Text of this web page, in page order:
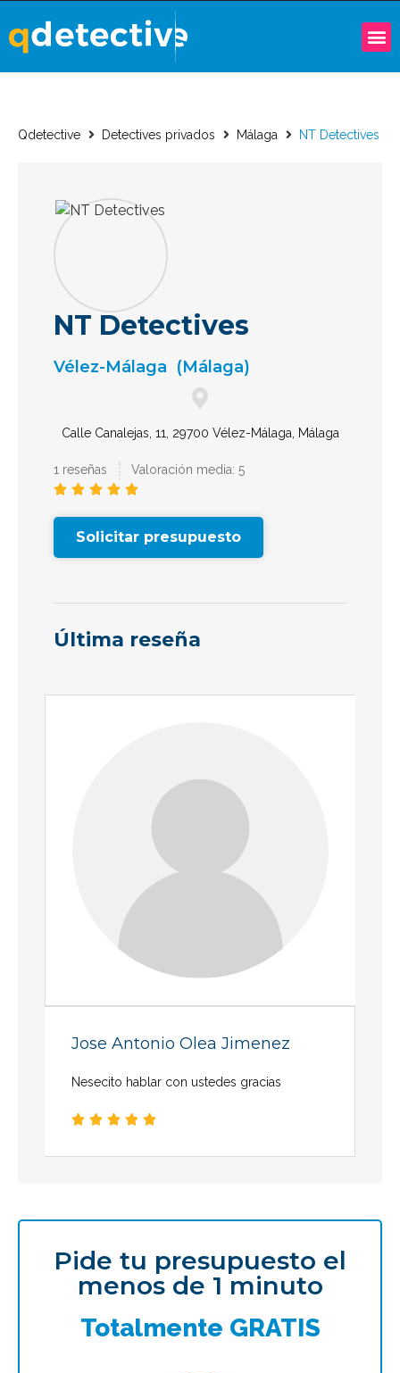
Qdetective Detectives privados Málaga NT Detectives
NT Detectives
Vélez-Málaga (Málaga)
Calle Canalejas, 11, 29700 Vélez-Málaga, Málaga
1 reseñas Valoración media: 5
    
Solicitar presupuesto
Última reseña
Jose Antonio Olea Jimenez
Nesecito hablar con ustedes gracias
    
Pide tu presupuesto el
menos de 1 minuto
Totalmente GRATIS